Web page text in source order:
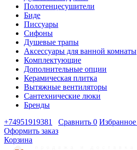
Полотенцесушители
Биде
Писсуары
Сифоны
Душевые трапы
Аксессуары для ванной комнаты
Комплектующие
Дополнительные опции
Керамическая плитка
Вытяжные вентиляторы
Сантехнические люки
Бренды
+74951919381
Сравнить 0 Избранное
Оформить заказ
Корзина